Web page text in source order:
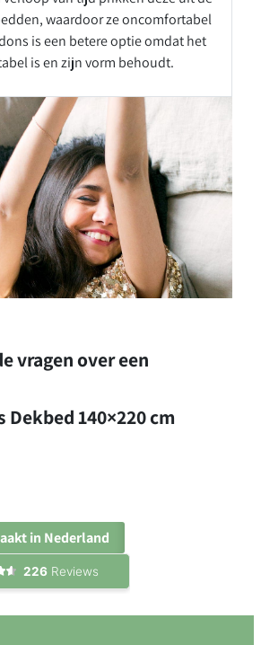
waardoor ze oncomfortabel
is een betere optie omdat het
is en zijn vorm behoudt.
vragen over een
Dekbed 140×220 cm
in Nederland